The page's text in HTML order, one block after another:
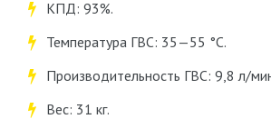
КПД: 93%.
Температура ГВС: 35—55 °C.
Производительность ГВС: 9,8 л/
Вес: 31 кг.